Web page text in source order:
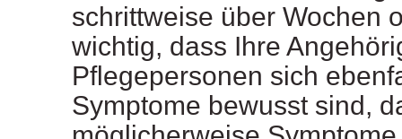
schrittweise über Wochen
wichtig, dass Ihre
Pflegepersonen sich
Symptome bewusst sind,